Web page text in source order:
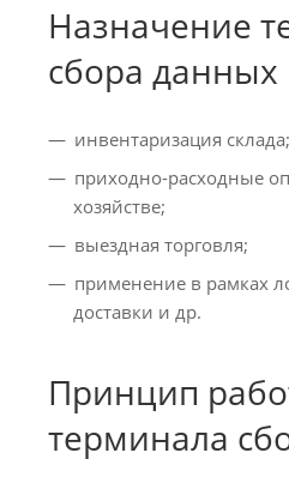
Назначение
сбора данных
инвентаризация склада;
приходно-расходные
хозяйстве;
выездная торговля;
применение в рамках
доставки и др.
Принцип
терминала